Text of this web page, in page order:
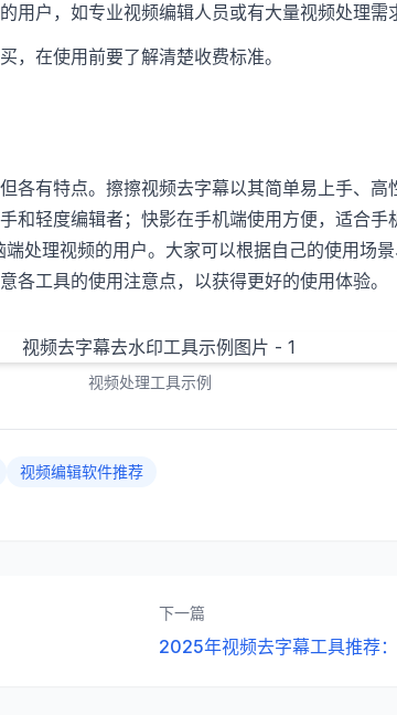
用户，如专业视频编辑人员或有大量视频处理需
，在使用前要了解清楚收费标准。
各有特点。擦擦视频去字幕以其简单易上手、
和轻度编辑者；快影在手机端使用方便，适合
处理视频的用户。大家可以根据自己的使用场
各工具的使用注意点，以获得更好的使用体验。
视频处理工具示例
视频编辑软件推荐
下一篇
2025年视频去字幕工具推荐